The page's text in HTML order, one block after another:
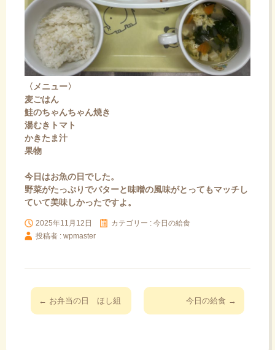
〈メニュー〉
麦ごはん
鮭のちゃんちゃん焼き
湯むきトマト
かきたま汁
果物
今日はお魚の日でした。
野菜がたっぷりでバターと味噌の風味がとってもマッチし
ていて美味しかったですよ。
2025年11月12日 カテゴリー : 今日の給食
投稿者 : wpmaster
投
稿
← お弁当の日 ほし組 今日の給食 →